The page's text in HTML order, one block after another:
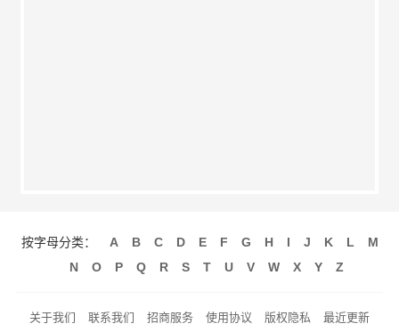
按字母分类： A B C D E F G H I J K L
M
N
O P Q R S T U V W X Y Z
关于我们 联系我们 招商服务 使用协议 版权隐私 最近更新